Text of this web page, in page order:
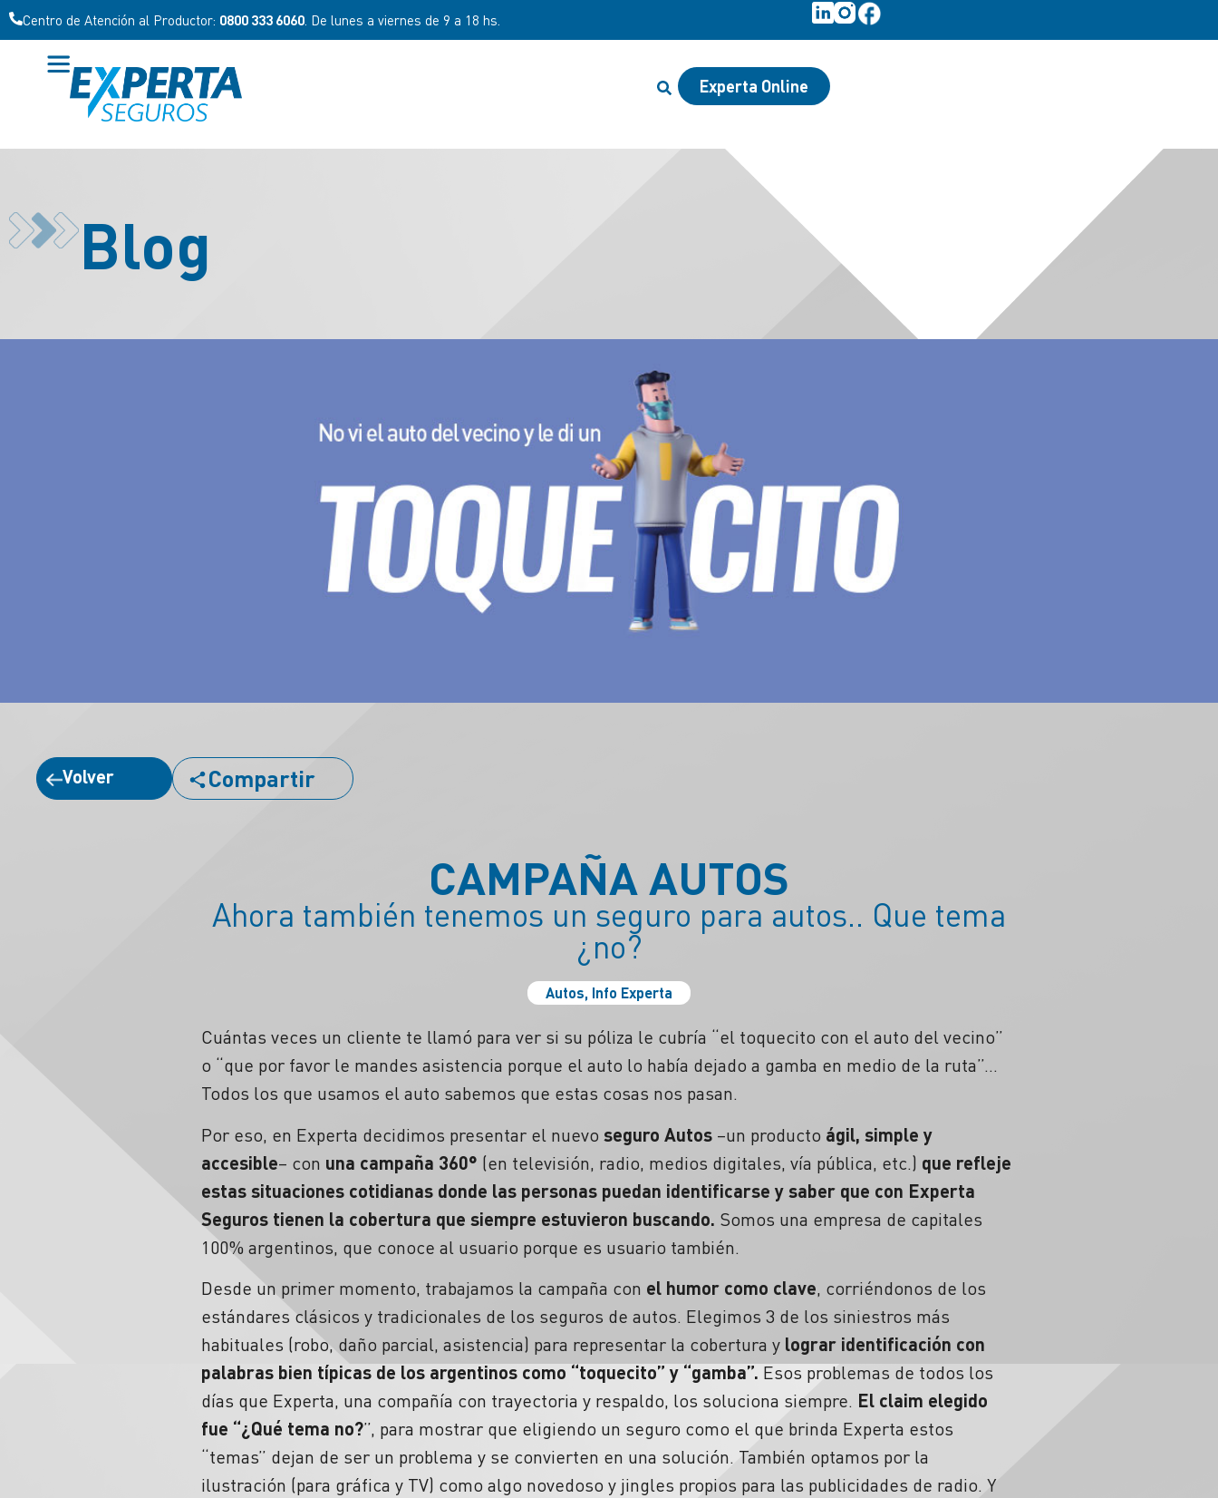
Centro de Atención al Cliente:0800 777 7278. De lunes a viernes de 8 a 20 hs y sábados de 8 a 12 hs
Experta Online
Blog
Volver Compartir
CAMPAÑA AUTOS
Ahora también tenemos un seguro para autos.. Que tema
¿no?
Autos, Info Experta
Cuántas veces un cliente te llamó para ver si su póliza le cubría “el toquecito con el auto del vecino”
o “que por favor le mandes asistencia porque el auto lo había dejado a gamba en medio de la ruta”…
Todos los que usamos el auto sabemos que estas cosas nos pasan.
Por eso, en Experta decidimos presentar el nuevo seguro Autos –un producto ágil, simple y
accesible– con una campaña 360° (en televisión, radio, medios digitales, vía pública, etc.) que refleje
estas situaciones cotidianas donde las personas puedan identificarse y saber que con Experta
Seguros tienen la cobertura que siempre estuvieron buscando. Somos una empresa de capitales
100% argentinos, que conoce al usuario porque es usuario también.
Desde un primer momento, trabajamos la campaña con el humor como clave, corriéndonos de los
estándares clásicos y tradicionales de los seguros de autos. Elegimos 3 de los siniestros más
habituales (robo, daño parcial, asistencia) para representar la cobertura y lograr identificación con
palabras bien típicas de los argentinos como “toquecito” y “gamba”. Esos problemas de todos los
días que Experta, una compañía con trayectoria y respaldo, los soluciona siempre. El claim elegido
fue “¿Qué tema no?”, para mostrar que eligiendo un seguro como el que brinda Experta estos
“temas” dejan de ser un problema y se convierten en una solución. También optamos por la
ilustración (para gráfica y TV) como algo novedoso y jingles propios para las publicidades de radio. Y